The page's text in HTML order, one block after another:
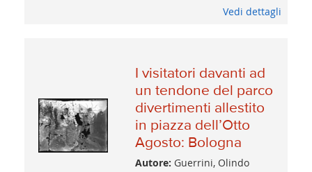
Vedi dettagli
I visitatori davanti ad
un tendone del parco
divertimenti allestito
in piazza dell’Otto
Agosto: Bologna
Autore: Guerrini, Olindo